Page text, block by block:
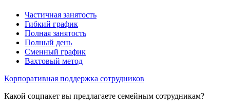
Частичная занятость
Гибкий график
Полная занятость
Полный день
Сменный график
Вахтовый метод
Корпоративная поддержка сотрудников
Какой соцпакет вы предлагаете семейным сотрудникам?